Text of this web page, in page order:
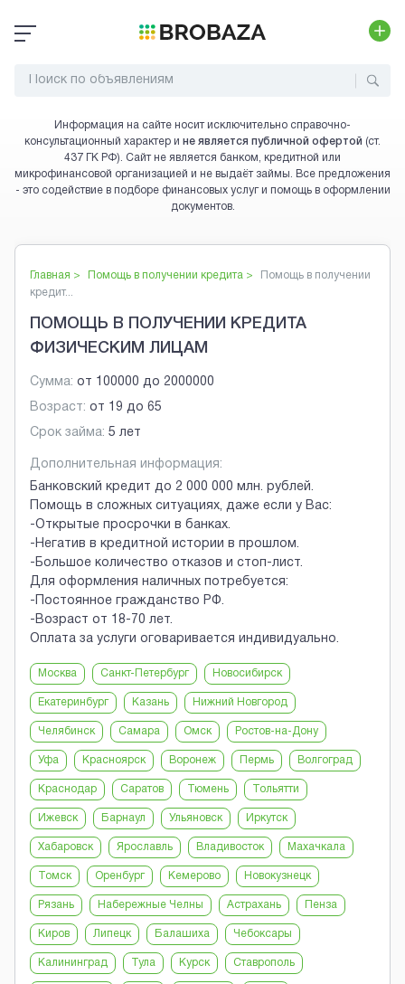
Информация на сайте носит исключительно справочно-
консультационный характер и не является публичной офертой (ст.
437 ГК РФ). Сайт не является банком, кредитной или
микрофинансовой организацией и не выдаёт займы. Все предложения
- это содействие в подборе финансовых услуг и помощь в оформлении
документов.
Главная > Помощь в получении кредита >
Помощь в получении
кредит...
ПОМОЩЬ В ПОЛУЧЕНИИ КРЕДИТА
ФИЗИЧЕСКИМ ЛИЦАМ
Сумма: от 100000 до 2000000
Возраст: от 19 до 65
Срок займа: 5 лет
Дополнительная информация:
Банковский кредит до 2 000 000 млн. рублей.
Помощь в сложных ситуациях, даже если у Вас:
-Открытые просрочки в банках.
-Негатив в кредитной истории в прошлом.
-Большое количество отказов и стоп-лист.
Для оформления наличных потребуется:
-Постоянное гражданство РФ.
-Возраст от 18-70 лет.
Оплата за услуги оговаривается индивидуально.
Москва Санкт-Петербург Новосибирск
Екатеринбург Казань Нижний Новгород
Челябинск Самара Омск Ростов-на-Дону
Уфа Красноярск Воронеж Пермь Волгоград
Краснодар Саратов Тюмень Тольятти
Ижевск Барнаул Ульяновск Иркутск
Хабаровск Ярославль Владивосток Махачкала
Томск Оренбург Кемерово Новокузнецк
Рязань Набережные Челны Астрахань Пенза
Киров Липецк Балашиха Чебоксары
Калининград Тула Курск Ставрополь